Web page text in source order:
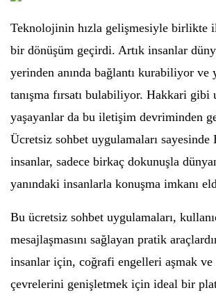
Teknolojinin hızla gelişmesiyle birlikte
bir dönüşüm geçirdi. Artık insanlar
yerinden anında bağlantı kurabiliyor ve
tanışma fırsatı bulabiliyor. Hakkari gibi
yaşayanlar da bu iletişim devriminden
Ücretsiz sohbet uygulamaları
insanlar, sadece birkaç dokunuşla
yanındaki insanlarla konuşma imkanı
Bu ücretsiz sohbet uygulamaları,
mesajlaşmasını sağlayan pratik
insanlar için, coğrafi engelleri aşmak ve
çevrelerini genişletmek için ideal bir